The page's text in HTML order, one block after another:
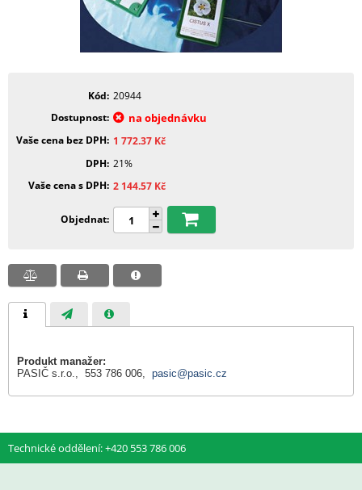
Kód 20944
Dostupnost
na objednávku
Vaše cena bez DPH 1 772.37 Kč
DPH 21%
Vaše cena s DPH 2 144.57 Kč
Objednat
Produkt manažer:
PASIČ s.r.o., 553 786 006, pasic@pasic.cz
Technické oddělení: +420 553 786 006